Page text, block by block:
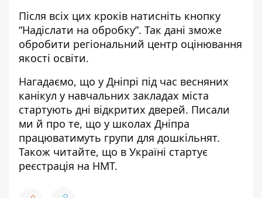
Після всіх цих кроків натисніть кнопку
“Надіслати на обробку”. Так дані зможе
обробити регіональний центр оцінювання
якості освіти.
Нагадаємо, що у Дніпрі під час весняних
канікул у навчальних закладах міста
стартують дні відкритих дверей. Писали
ми й про те, що у школах Дніпра
працюватимуть групи для дошкільнят.
Також читайте, що в Україні стартує
реєстрація на НМТ.